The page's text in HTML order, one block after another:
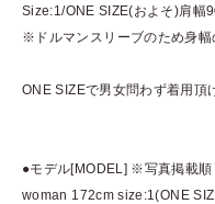
Size:1/ONE SIZE(およそ)肩幅
※ドルマンスリーブのため身幅
ONE SIZEで男女問わず着用頂
●モデル[MODEL] ※写真掲載順
woman 172cm size:1(ONE